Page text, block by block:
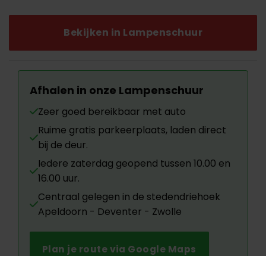
was:
€2,225.00.
is:
€795.00.
Bekijken in Lampenschuur
Afhalen in onze Lampenschuur
Zeer goed bereikbaar met auto
Ruime gratis parkeerplaats, laden direct
bij de deur.
Iedere zaterdag geopend tussen 10.00 en
16.00 uur.
Centraal gelegen in de stedendriehoek
Apeldoorn - Deventer - Zwolle
Plan je route via Google Maps